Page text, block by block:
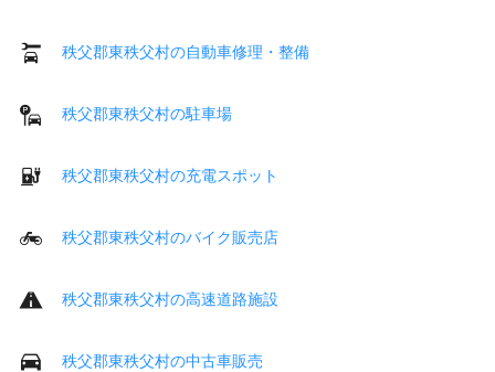
秩父郡東秩父村の自動車修理・整備
秩父郡東秩父村の駐車場
秩父郡東秩父村の充電スポット
秩父郡東秩父村のバイク販売店
秩父郡東秩父村の高速道路施設
秩父郡東秩父村の中古車販売